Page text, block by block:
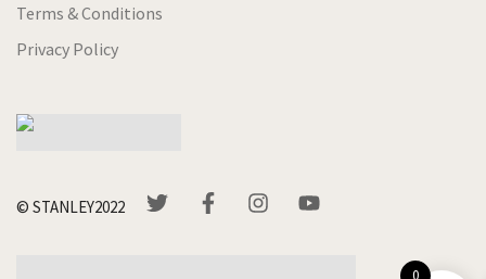
Terms & Conditions
Privacy Policy
© STANLEY2022
0